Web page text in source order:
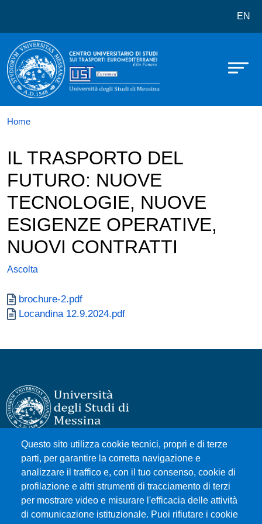
Centro Universitario di studi sui EN
Home
IL TRASPORTO DEL
FUTURO: NUOVE
TECNOLOGIE, NUOVE
ESIGENZE OPERATIVE,
NUOVI CONTRATTI
Ascolta
Documento
brochure-2.pdf
Documento
Locandina 12.9.2024.pdf
Questo sito utilizza cookie tecnici, propri e di terze
parti, per garantire la corretta navigazione e
analizzare il traffico e, con il tuo consenso, cookie di
profilazione e altri strumenti di tracciamento di terzi
per mostrare video e misurare l'efficacia delle attività
di comunicazione istituzionale. Puoi rifiutare i cookie
Università degli Studi di Messina
Piazza Pugliatti, 1 - 98122 Messina
Cod. Fiscale 80004070837
P.IVA 00724160833
Centralino: 090 676 1